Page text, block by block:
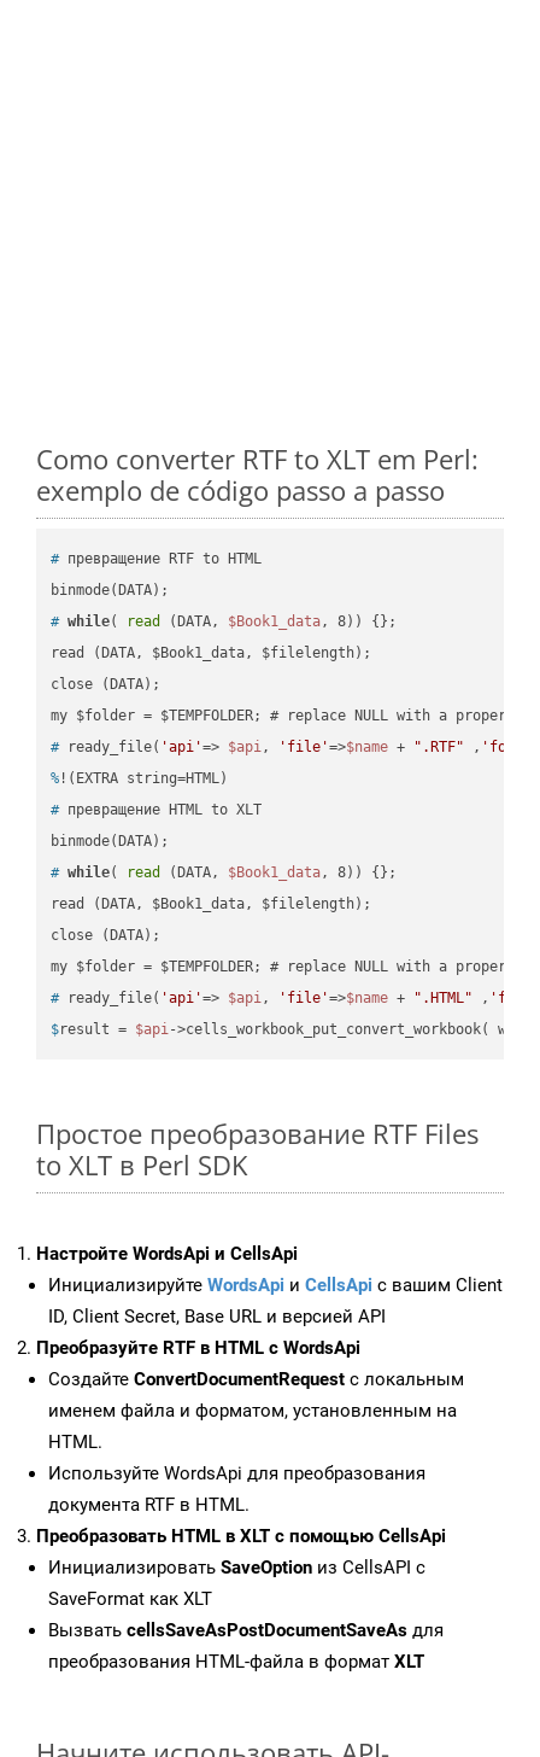
Como converter RTF to XLT em Perl:
exemplo de código passo a passo
# превращение RTF to HTML
# while( read (DATA, $Book1_data, 8)) {};
read (DATA, $Book1_data, $filelength);
close (DATA);
# ready_file( 'api'=> $api, 'file'=>$name + ".RTF" ,
% !(EXTRA string=HTML)
# превращение HTML to XLT
# while( read (DATA, $Book1_data, 8)) {};
read (DATA, $Book1_data, $filelength);
close (DATA);
# ready_file( 'api'=> $api, 'file'=>$name + ".HTML" ,
$result = $api->cells_workbook_put_convert_workbook(
Простое преобразование RTF Files
to XLT в Perl SDK
Настройте WordsApi и CellsApi
Инициализируйте WordsApi и CellsApi с вашим Client
ID, Client Secret, Base URL и версией API
Преобразуйте RTF в HTML с WordsApi
Создайте ConvertDocumentRequest с локальным
именем файла и форматом, установленным на
HTML.
Используйте WordsApi для преобразования
документа RTF в HTML.
Преобразовать HTML в XLT с помощью CellsApi
Инициализировать SaveOption из CellsAPI с
SaveFormat как XLT
Вызвать cellsSaveAsPostDocumentSaveAs для
преобразования HTML-файла в формат XLT